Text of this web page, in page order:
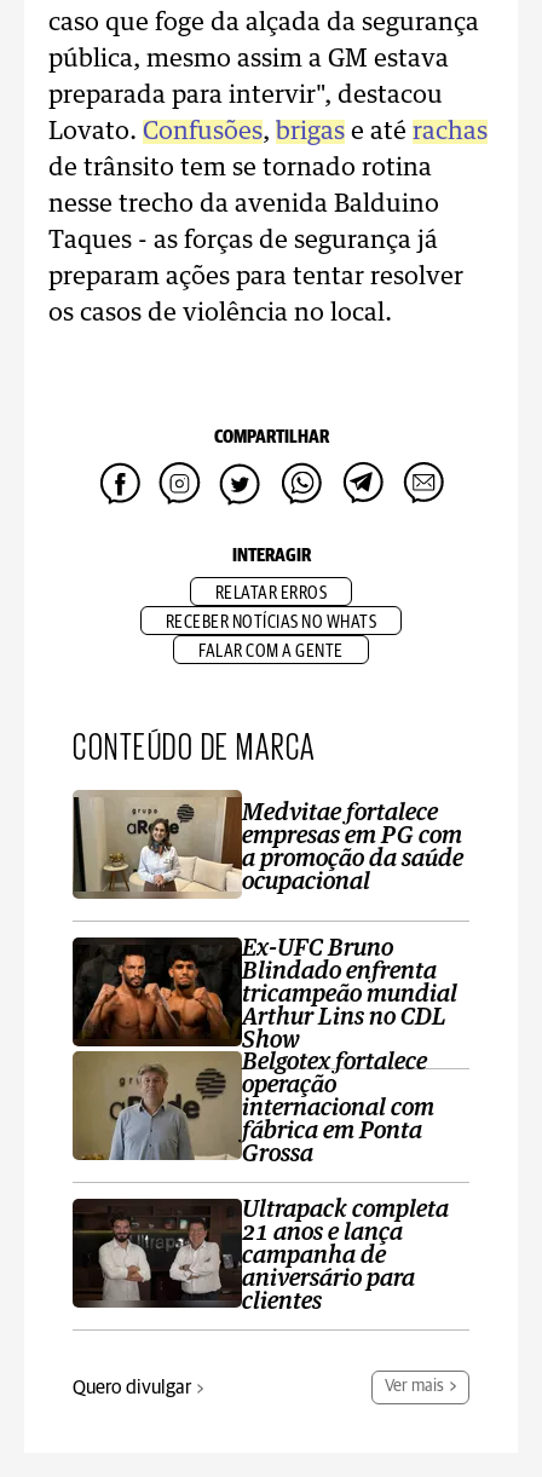
caso que foge da alçada da segurança
pública, mesmo assim a GM estava
preparada para intervir", destacou
Lovato. Confusões, brigas e até rachas
de trânsito tem se tornado rotina
nesse trecho da avenida Balduino
Taques - as forças de segurança já
preparam ações para tentar resolver
os casos de violência no local.
COMPARTILHAR
INTERAGIR
RELATAR ERROS
RECEBER NOTÍCIAS NO WHATS
FALAR COM A GENTE
CONTEÚDO DE MARCA
Medvitae fortalece
empresas em PG com
a promoção da saúde
ocupacional
Ex-UFC Bruno
Blindado enfrenta
tricampeão mundial
Arthur Lins no CDL
Show
Belgotex fortalece
operação
internacional com
fábrica em Ponta
Grossa
Ultrapack completa
21 anos e lança
campanha de
aniversário para
clientes
Quero divulgar Ver mais